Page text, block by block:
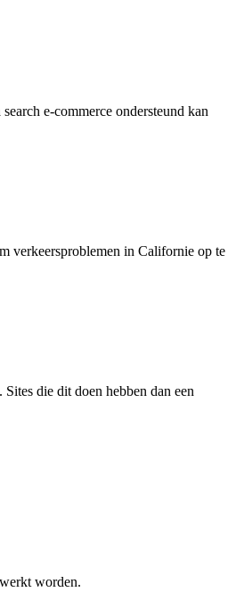
e-commerce ondersteund kan
verkeersproblemen in Californie op te
die dit doen hebben dan een
worden.